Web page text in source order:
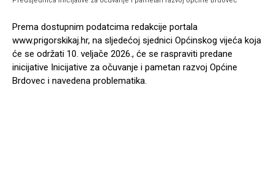
Prema dostupnim podatcima redakcije portala
www.prigorskikaj.hr, na sljedećoj sjednici Općinskog vijeća koja
će se održati 10. veljače 2026., će se raspraviti predane
inicijative Inicijative za očuvanje i pametan razvoj Općine
Brdovec i navedena problematika.